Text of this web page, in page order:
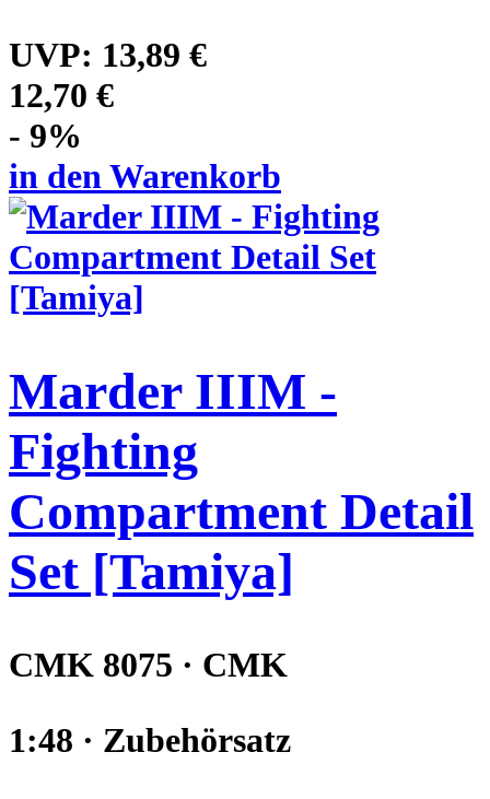
UVP: 13,89 €
12,70 €
- 9%
in den Warenkorb
Marder IIIM -
Fighting
Compartment Detail
Set [Tamiya]
CMK 8075 · CMK
1:48 · Zubehörsatz